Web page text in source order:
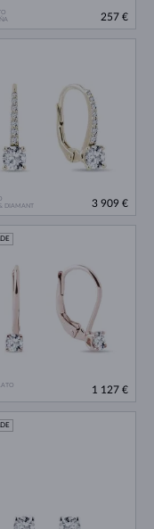
257 €
DIAMANT
3 909 €
1 127 €